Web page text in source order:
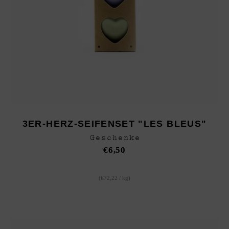
3ER-HERZ-SEIFENSET "LES BLEUS"
Geschenke
€6,50
( €72,22 kg )